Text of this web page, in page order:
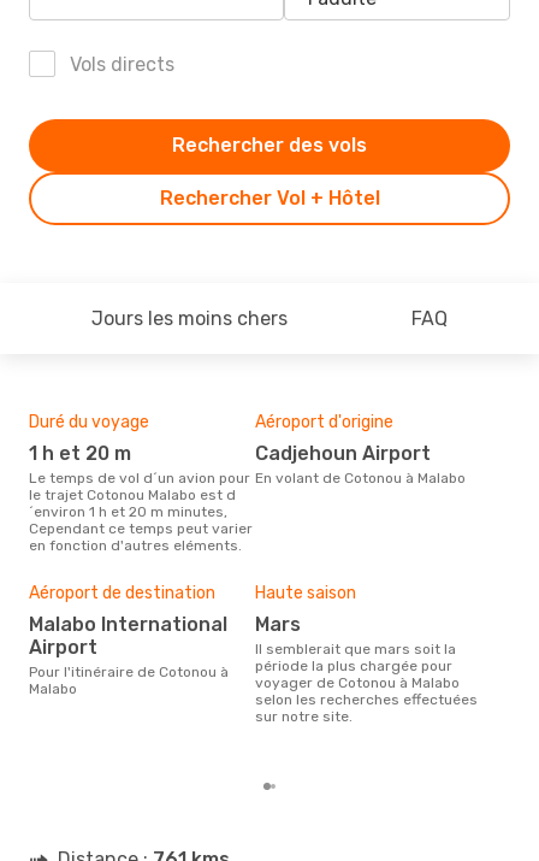
Vols directs
Rechercher Vol + Hôtel
Rechercher des vols
Jours les moins chers FAQ
Duré du voyage
1 h et 20 m
Le temps de vol d´un avion pour
le trajet Cotonou Malabo est d
´environ 1 h et 20 m minutes,
Cependant ce temps peut varier
en fonction d'autres eléments.
Aéroport d'origine
Cadjehoun Airport
En volant de Cotonou à Malabo
Aéroport de destination
Malabo International
Airport
Pour l'itinéraire de Cotonou à
Malabo
Haute saison
mars
Il semblerait que mars soit la
période la plus chargée pour
voyager de Cotonou à Malabo
selon les recherches effectuées
sur notre site.